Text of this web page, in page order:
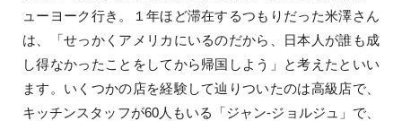
ューヨーク行き。１年ほど滞在するつもりだった米澤さん
は、「せっかくアメリカにいるのだから、日本人が誰も成
し得なかったことをしてから帰国しよう」と考えたといい
ます。いくつかの店を経験して辿りついたのは高級店で、
キッチンスタッフが60人もいる「ジャン-ジョルジュ」で、